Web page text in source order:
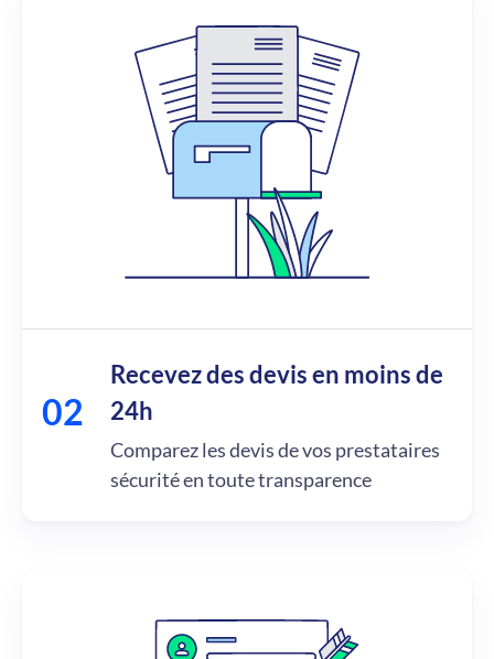
Recevez des devis en moins de
24h
Comparez les devis de vos prestataires
sécurité en toute transparence